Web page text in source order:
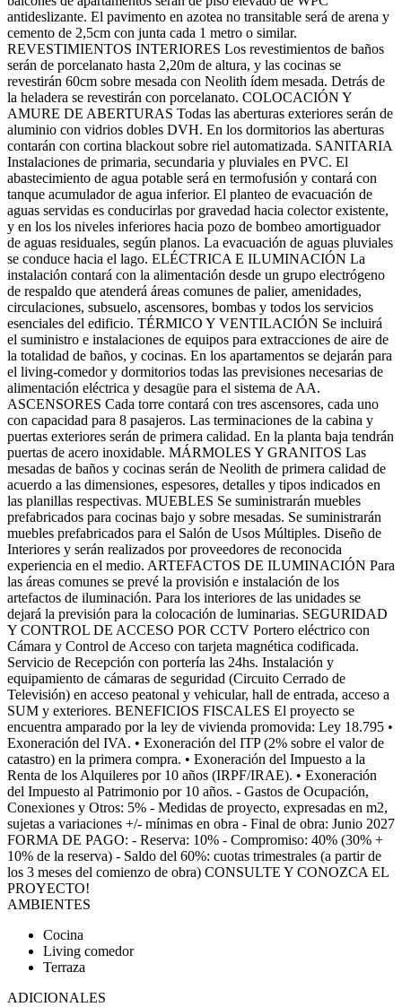
antideslizante. El pavimento en azotea no transitable será de arena y
cemento de 2,5cm con junta cada 1 metro o similar.
REVESTIMIENTOS INTERIORES Los revestimientos de baños
serán de porcelanato hasta 2,20m de altura, y las cocinas se
revestirán 60cm sobre mesada con Neolith ídem mesada. Detrás de
la heladera se revestirán con porcelanato. COLOCACIÓN Y
AMURE DE ABERTURAS Todas las aberturas exteriores serán de
aluminio con vidrios dobles DVH. En los dormitorios las aberturas
contarán con cortina blackout sobre riel automatizada. SANITARIA
Instalaciones de primaria, secundaria y pluviales en PVC. El
abastecimiento de agua potable será en termofusión y contará con
tanque acumulador de agua inferior. El planteo de evacuación de
aguas servidas es conducirlas por gravedad hacia colector existente,
y en los los niveles inferiores hacia pozo de bombeo amortiguador
de aguas residuales, según planos. La evacuación de aguas pluviales
se conduce hacia el lago. ELÉCTRICA E ILUMINACIÓN La
instalación contará con la alimentación desde un grupo electrógeno
de respaldo que atenderá áreas comunes de palier, amenidades,
circulaciones, subsuelo, ascensores, bombas y todos los servicios
esenciales del edificio. TÉRMICO Y VENTILACIÓN Se incluirá
el suministro e instalaciones de equipos para extracciones de aire de
la totalidad de baños, y cocinas. En los apartamentos se dejarán para
el living-comedor y dormitorios todas las previsiones necesarias de
alimentación eléctrica y desagüe para el sistema de AA.
ASCENSORES Cada torre contará con tres ascensores, cada uno
con capacidad para 8 pasajeros. Las terminaciones de la cabina y
puertas exteriores serán de primera calidad. En la planta baja tendrán
puertas de acero inoxidable. MÁRMOLES Y GRANITOS Las
mesadas de baños y cocinas serán de Neolith de primera calidad de
acuerdo a las dimensiones, espesores, detalles y tipos indicados en
las planillas respectivas. MUEBLES Se suministrarán muebles
prefabricados para cocinas bajo y sobre mesadas. Se suministrarán
muebles prefabricados para el Salón de Usos Múltiples. Diseño de
Interiores y serán realizados por proveedores de reconocida
experiencia en el medio. ARTEFACTOS DE ILUMINACIÓN Para
las áreas comunes se prevé la provisión e instalación de los
artefactos de iluminación. Para los interiores de las unidades se
dejará la previsión para la colocación de luminarias. SEGURIDAD
Y CONTROL DE ACCESO POR CCTV Portero eléctrico con
Cámara y Control de Acceso con tarjeta magnética codificada.
Servicio de Recepción con portería las 24hs. Instalación y
equipamiento de cámaras de seguridad (Circuito Cerrado de
Televisión) en acceso peatonal y vehicular, hall de entrada, acceso a
SUM y exteriores. BENEFICIOS FISCALES El proyecto se
encuentra amparado por la ley de vivienda promovida: Ley 18.795 •
Exoneración del IVA. • Exoneración del ITP (2% sobre el valor de
catastro) en la primera compra. • Exoneración del Impuesto a la
Renta de los Alquileres por 10 años (IRPF/IRAE). • Exoneración
del Impuesto al Patrimonio por 10 años. - Gastos de Ocupación,
Conexiones y Otros: 5% - Medidas de proyecto, expresadas en m2,
sujetas a variaciones +/- mínimas en obra - Final de obra: Junio 2027
FORMA DE PAGO: - Reserva: 10% - Compromiso: 40% (30% +
10% de la reserva) - Saldo del 60%: cuotas trimestrales (a partir de
los 3 meses del comienzo de obra) CONSULTE Y CONOZCA EL
PROYECTO!
AMBIENTES
Cocina
Living comedor
Terraza
ADICIONALES